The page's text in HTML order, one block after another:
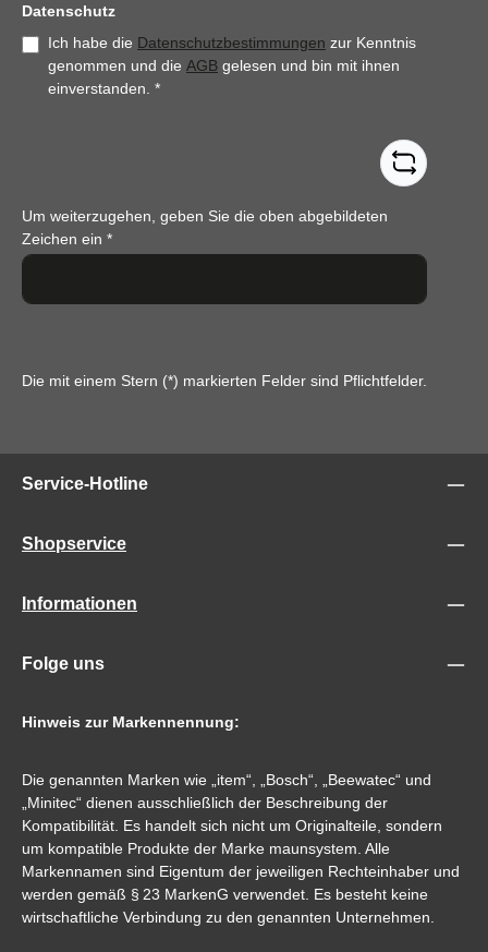
Datenschutz
Ich habe die Datenschutzbestimmungen zur Kenntnis
genommen und die AGB gelesen und bin mit ihnen
einverstanden. *
Um weiterzugehen, geben Sie die oben abgebildeten
Zeichen ein *
Die mit einem Stern (*) markierten Felder sind Pflichtfelder.
Service-Hotline
Shopservice
Informationen
Folge uns
Hinweis zur Markennennung:
Die genannten Marken wie „item“, „Bosch“, „Beewatec“ und
„Minitec“ dienen ausschließlich der Beschreibung der
Kompatibilität. Es handelt sich nicht um Originalteile, sondern
um kompatible Produkte der Marke maunsystem. Alle
Markennamen sind Eigentum der jeweiligen Rechteinhaber und
werden gemäß § 23 MarkenG verwendet. Es besteht keine
wirtschaftliche Verbindung zu den genannten Unternehmen.